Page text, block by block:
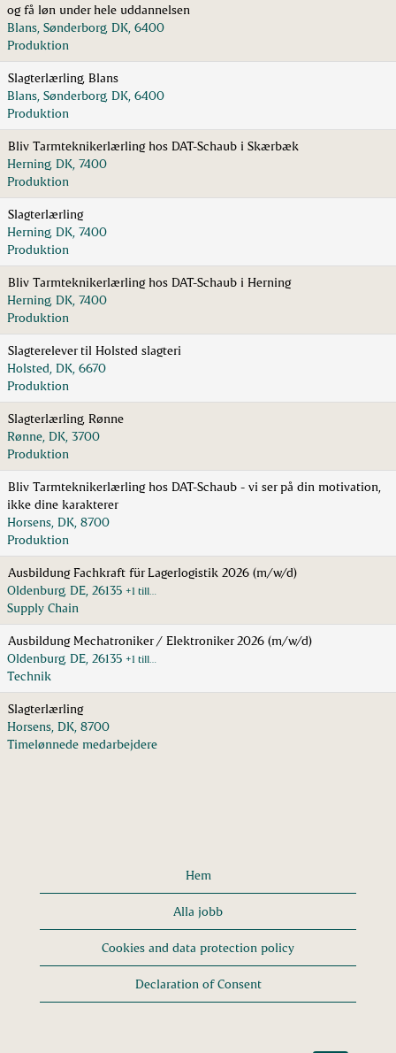
og få løn under hele uddannelsen
Blans, Sønderborg, DK, 6400
Produktion
Slagterlærling, Blans
Blans, Sønderborg, DK, 6400
Produktion
Bliv Tarmteknikerlærling hos DAT-Schaub i Skærbæk
Herning, DK, 7400
Produktion
Slagterlærling
Herning, DK, 7400
Produktion
Bliv Tarmteknikerlærling hos DAT-Schaub i Herning
Herning, DK, 7400
Produktion
Slagterelever til Holsted slagteri
Holsted, DK, 6670
Produktion
Slagterlærling, Rønne
Rønne, DK, 3700
Produktion
Bliv Tarmteknikerlærling hos DAT-Schaub - vi ser på din motivation,
ikke dine karakterer
Horsens, DK, 8700
Produktion
Ausbildung Fachkraft für Lagerlogistik 2026 (m/w/d)
Oldenburg, DE, 26135 +1 till…
Supply Chain
Ausbildung Mechatroniker / Elektroniker 2026 (m/w/d)
Oldenburg, DE, 26135 +1 till…
Technik
Slagterlærling
Horsens, DK, 8700
Timelønnede medarbejdere
Hem
Alla jobb
Cookies and data protection policy
Declaration of Consent